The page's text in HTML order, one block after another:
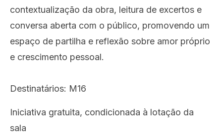
contextualização da obra, leitura de excertos e
conversa aberta com o público, promovendo um
espaço de partilha e reflexão sobre amor próprio
e crescimento pessoal.
Destinatários: M16
Iniciativa gratuita, condicionada à lotação da
sala